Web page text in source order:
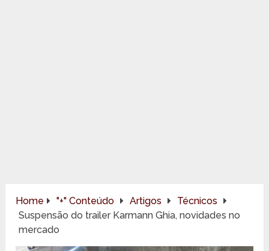
Home "+" Conteúdo Artigos
Técnicos
Suspensão do trailer Karmann Ghia, novidades no
mercado